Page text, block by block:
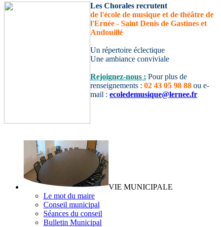
Les Chorales recrutent
de l'école de musique et de théâtre de
l'Ernée - Saint Denis de Gastines et
Andouillé
Un répertoire éclectique
Une ambiance conviviale
Rejoignez-nous : Pour plus de
renseignements : 02 43 05 98 88 ou e-
mail : ecoledemusique@lernee.fr
VIE MUNICIPALE
Le mot du maire
Conseil municipal
Séances du conseil
Bulletin Municipal